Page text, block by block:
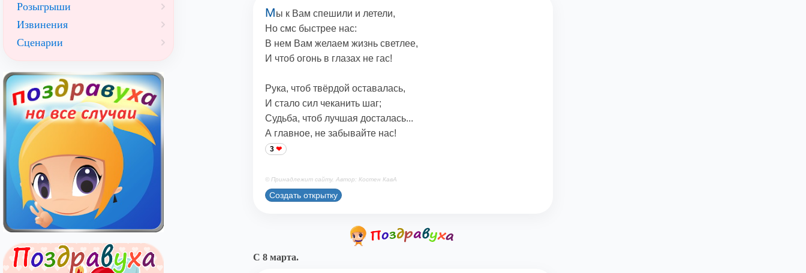
Мы к Вам спешили и летели,
Но смс быстрее нас:
В нем Вам желаем жизнь светлее,
И чтоб огонь в глазах не гас!
Рука, чтоб твёрдой оставалась,
И стало сил чеканить шаг;
Судьба, чтоб лучшая досталась...
А главное, не забывайте нас!
3
© Принадлежит сайту. Автор: Костен КавА
Создать открытку
С 8 марта.
Розыгрыши
Извинения
Сценарии